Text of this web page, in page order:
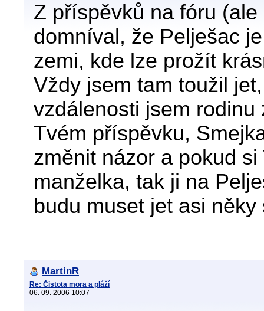
Z příspěvků na fóru
domníval, že Pelješac
zemi, kde lze prožít
Vždy jsem tam toužil
vzdálenosti jsem
Tvém příspěvku,
změnit názor a pokud
manželka, tak ji na
budu muset jet asi něky
MartinR
Re: Čistota mora a pláží
06. 09. 2006 10:07